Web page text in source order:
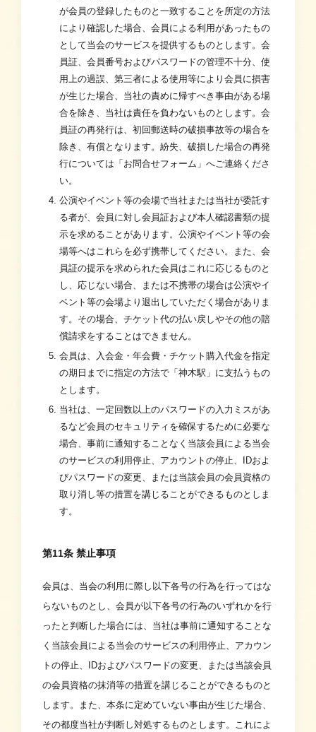
が会員の登録したものと一致することを所定の方法
により確認した場合、会員による利用があったもの
として当会のサービスを提供するものとします。会
員証、会員番号およびパスワードの管理不十分、使
用上の過誤、第三者による使用等により会員に損害
が生じた場合、当社の責めに帰すべき事由がある場
合を除き、当社は責任を負わないものとします。会
員証の再発行は、初回郵送時の破損事故等の場合を
除き、有償となります。紛失、破損した場合の再発
行については「お問合せフォーム」へご連絡くださ
い。
公演やイベント等の会場で当社または当社が委託す
る者が、会員に対し会員証および本人確認書類の提
示を求めることがあります。公演やイベント等の会
場等へはこれらを必ず携帯してください。また、会
員証の提示を求められた会員はこれに応じるものと
し、応じない場合、または不携帯の場合は公演やイ
ベント等の会場より退出していただく場合がありま
す。その場合、チケット代の払い戻しやその他の賠
償請求をすることはできません。
会員は、入会金・年会費・チケット購入代金を指定
の期日までに指定の方法で「神木駅」に支払うもの
とします。
当社は、一定回数以上のパスワードの入力ミスがあ
るなど会員のセキュリティを確保するために必要な
場合、事前に通知することなく当該会員による当会
のサービスの利用停止、アカウントの停止、IDおよ
びパスワードの変更、または当該会員の会員資格の
取り消し等の措置を講じることができるものとしま
す。
第11条 禁止事項
会員は、当会の利用に際し以下各号の行為を行ってはな
らないものとし、会員が以下各号の行為のいずれかを行
ったと判断した場合には、当社は事前に通知することな
く当該会員による当会のサービスの利用停止、アカウン
トの停止、IDおよびパスワードの変更、または当該会員
の会員資格の抹消等の措置を講じることができるものと
します。また、本条に定めていない事由が生じた場合、
その都度当社が判断し対処するものとします。これによ